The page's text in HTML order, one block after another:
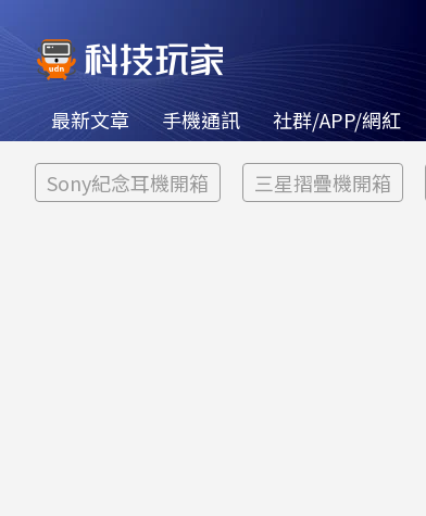
最新文章 手機通訊 社群/APP/網紅
Sony紀念耳機開箱 三星摺疊機開箱